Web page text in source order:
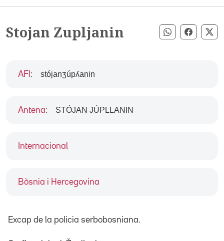
Stojan Zupljanin Compartir
Internacional
Bòsnia i Hercegovina
AFI : stójanʒúpʎanin
Antena: STÓJAN JÚPLLANIN
Excap de la policia serbobosniana.